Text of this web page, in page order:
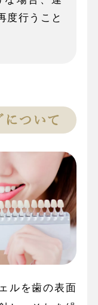
度行うこと
について
ルを歯の表面